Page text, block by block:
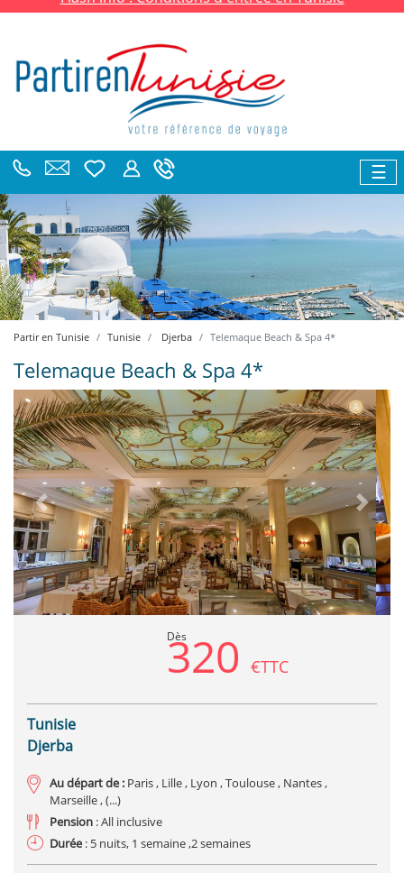
☰
Partir en Tunisie Tunisie Djerba Telemaque Beach & Spa 4*
Telemaque Beach & Spa 4*
Previous Next
Dès
320€TTC
Tunisie
Djerba
Au départ de : Paris , Lille , Lyon , Toulouse , Nantes ,
Marseille , (...)
Pension : All inclusive
Durée : 5 nuits, 1 semaine ,2 semaines